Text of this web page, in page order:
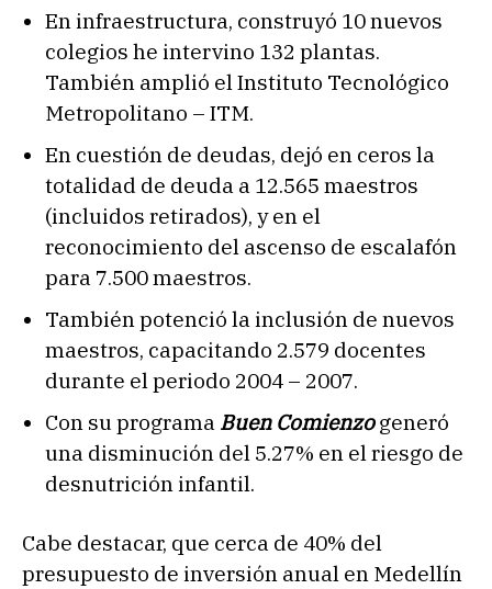
En infraestructura, construyó 10 nuevos
colegios he intervino 132 plantas.
También amplió el Instituto Tecnológico
Metropolitano – ITM.
En cuestión de deudas, dejó en ceros la
totalidad de deuda a 12.565 maestros
(incluidos retirados), y en el
reconocimiento del ascenso de escalafón
para 7.500 maestros.
También potenció la inclusión de nuevos
maestros, capacitando 2.579 docentes
durante el periodo 2004 – 2007.
Con su programa Buen Comienzogeneró
una disminución del 5.27% en el riesgo de
desnutrición infantil.
Cabe destacar, que cerca de 40% del
presupuesto de inversión anual en Medellín